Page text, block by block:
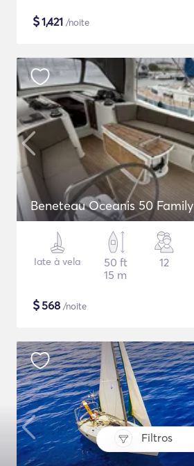
Filtros
$1,421 /noite
Beneteau Oceanis 50 Family
Iate à vela
50 ft
15 m
12
$568 /noite